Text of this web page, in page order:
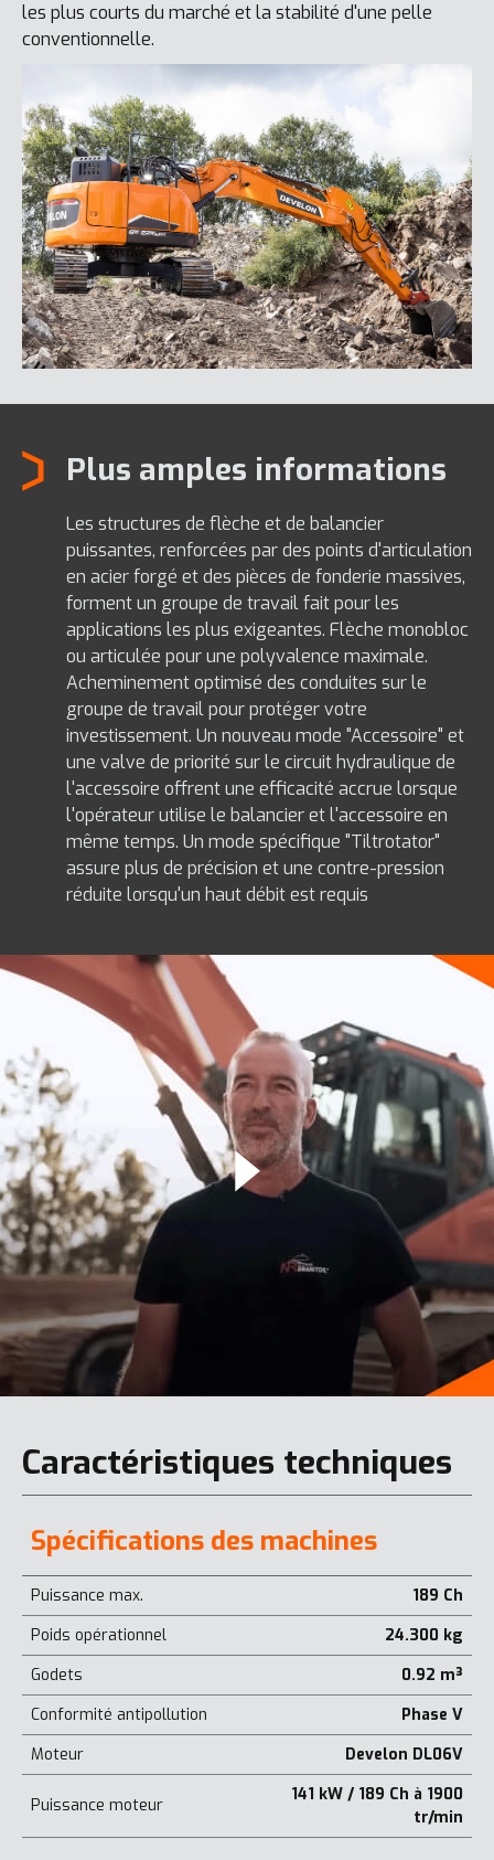
les plus courts du marché et la stabilité d'une pelle
conventionnelle.
Plus amples informations
Les structures de flèche et de balancier
puissantes, renforcées par des points d'articulation
en acier forgé et des pièces de fonderie massives,
forment un groupe de travail fait pour les
applications les plus exigeantes. Flèche monobloc
ou articulée pour une polyvalence maximale.
Acheminement optimisé des conduites sur le
groupe de travail pour protéger votre
investissement. Un nouveau mode "Accessoire" et
une valve de priorité sur le circuit hydraulique de
l'accessoire offrent une efficacité accrue lorsque
l'opérateur utilise le balancier et l'accessoire en
même temps. Un mode spécifique "Tiltrotator"
assure plus de précision et une contre-pression
réduite lorsqu'un haut débit est requis
Caractéristiques techniques
Spécifications des machines
Puissance max.
189 Ch
Poids opérationnel
24.300 kg
Godets
0.92 m³
Conformité antipollution
Phase V
Moteur
Develon DL06V
Puissance moteur
141 kW / 189 Ch à 1900
tr/min